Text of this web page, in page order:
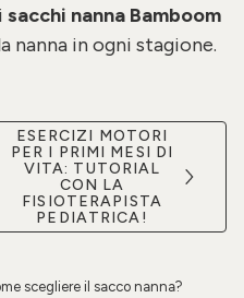
sacchi nanna Bamboom
nanna in ogni stagione.
ESERCIZI MOTORI
PER I PRIMI MESI DI
VITA: TUTORIAL
CON LA
FISIOTERAPISTA
PEDIATRICA!
scegliere il sacco nanna?